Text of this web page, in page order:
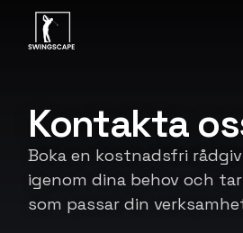
Kontakta
Boka en kostnadsfri
igenom dina behov och
som passar din